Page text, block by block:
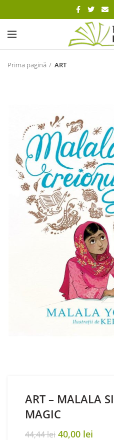
Prima pagină ART
ART – MALALA
MAGIC
44,44lei Original
40,00 lei